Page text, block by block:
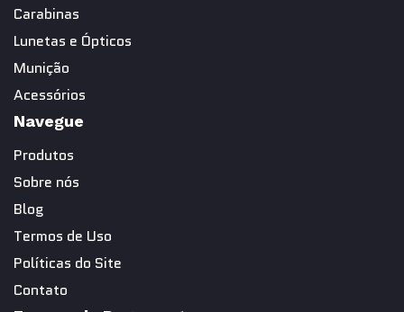
Carabinas
Lunetas e Ópticos
Munição
Acessórios
Navegue
Produtos
Sobre nós
Blog
Termos de Uso
Políticas do Site
Contato